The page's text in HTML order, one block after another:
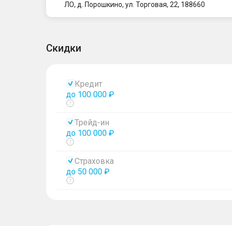
ЛО, д. Порошкино, ул. Торговая, 22, 188660
Скидки
Кредит
до 100 000 ₽
Показать
Трейд-ин
до 100 000 ₽
Показать
Страховка
до 50 000 ₽
Показать